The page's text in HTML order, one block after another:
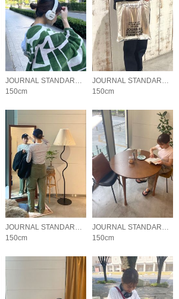
JOURNAL STANDARD FURNITURE
150cm
JOURNAL STANDARD FURNITURE
150cm
150cm
150cm